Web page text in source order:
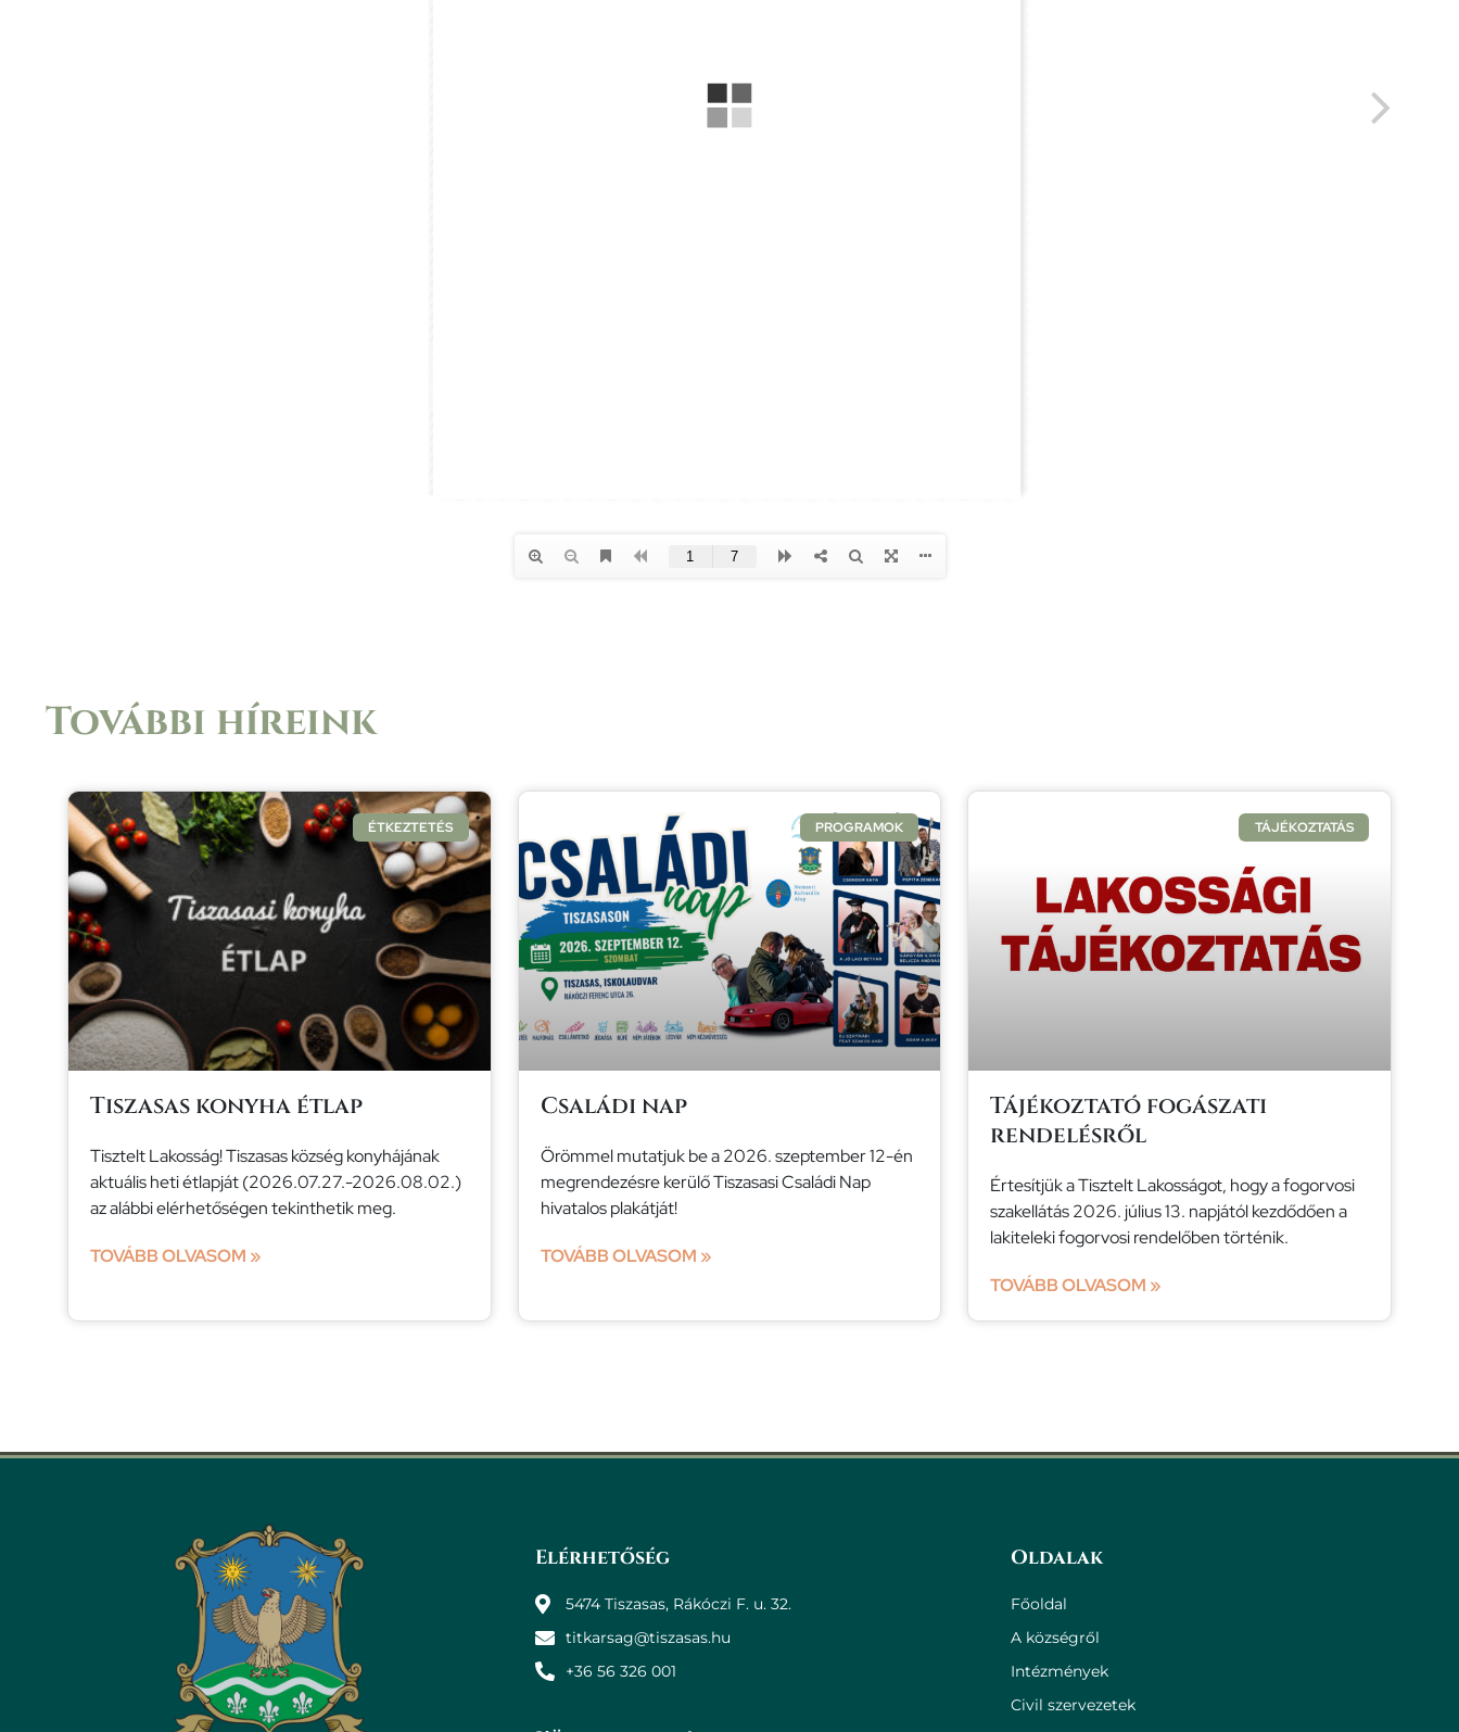
További híreink
ÉTKEZTETÉS
Tiszasas konyha étlap
Tisztelt Lakosság! Tiszasas község konyhájának
aktuális heti étlapját (2026.07.27.-2026.08.02.)
az alábbi elérhetőségen tekinthetik meg.
TOVÁBB OLVASOM »
PROGRAMOK
Családi nap
Örömmel mutatjuk be a 2026. szeptember 12-én
megrendezésre kerülő Tiszasasi Családi Nap
hivatalos plakátját!
TOVÁBB OLVASOM »
TÁJÉKOZTATÁS
Tájékoztató fogászati
rendelésről
Értesítjük a Tisztelt Lakosságot, hogy a fogorvosi
szakellátás 2026. július 13. napjától kezdődően a
lakiteleki fogorvosi rendelőben történik.
TOVÁBB OLVASOM »
Elérhetőség
5474 Tiszasas, Rákóczi F. u. 32.
titkarsag@tiszasas.hu
+36 56 326 001
Oldalak
Főoldal
A községről
Intézmények
Civil szervezetek